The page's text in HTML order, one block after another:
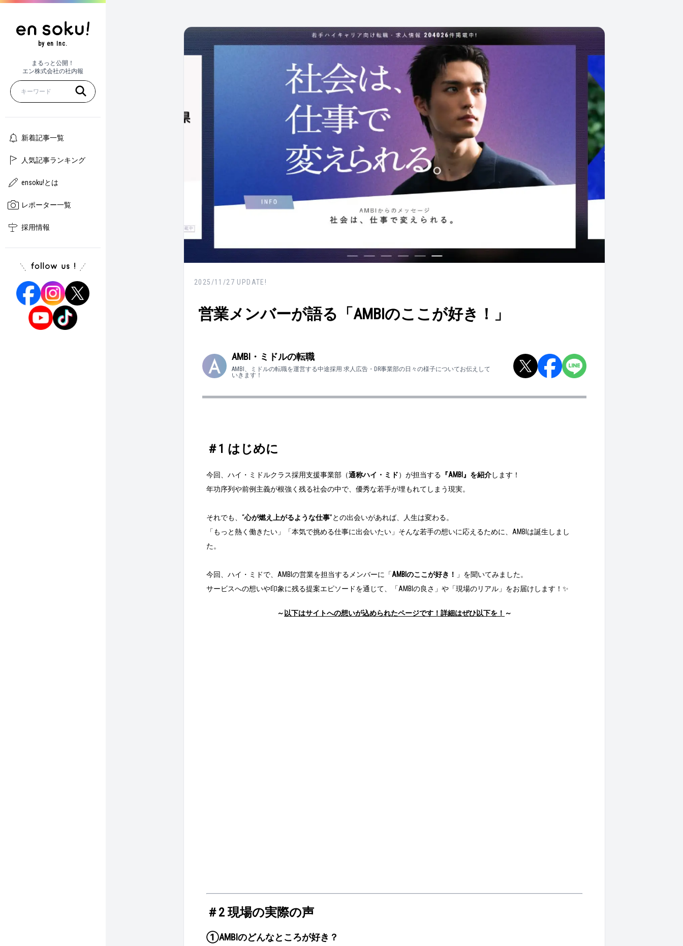
by en Inc.
まるっと公開！
エン株式会社の社内報
新着記事一覧
人気記事ランキング
ensoku!とは
レポーター一覧
採用情報
2025/11/27 UPDATE!
営業メンバーが語る「AMBIのここが好き！」
AMBI・ミドルの転職
AMBI、ミドルの転職を運営する中途採用 求人広告・DR事業部の日々の様子についてお伝えして
いきます！
＃1 はじめに
今回、ハイ・ミドルクラス採用支援事業部（通称ハイ・ミド）が担当する 『AMBI』を紹介します！
年功序列や前例主義が根強く残る社会の中で、優秀な若手が埋もれてしまう現実。
それでも、“心が燃え上がるような仕事”との出会いがあれば、人生は変わる。
「もっと熱く働きたい」「本気で挑める仕事に出会いたい」そんな若手の想いに応えるために、AMBIは誕生しまし
た。
今回、ハイ・ミドで、AMBIの営業を担当するメンバーに「AMBIのここが好き！
」を聞いてみました。
サービスへの想いや印象に残る提案エピソードを通じて、「AMBIの良さ」や「現場のリアル」をお届けします！✨
～ 以下はサイトへの想いが込められたページです！詳細はぜひ以下を！ ～
＃2 現場の実際の声
①AMBIのどんなところが好き？